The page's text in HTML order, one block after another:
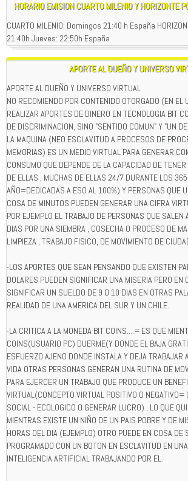
HORARIO EMISION CUARTO MILENIO Y HORIZONTE
CUARTO MILENIO: Domingos 21:40 h España
21:40h Jueves: 22:50h España
APORTE AL DUEÑO Y UNIVERSO
APORTE AL DUEÑO Y UNIVERSO VIRTUAL
NO RECOMIENDO POR CONTENIDO OTORGADO (EN
REALIZAR APORTES DE DINERO EN TECNOLOGIA BIT
DE DISCRIMINACION, SINO "SENTIDO COMUN" Y "UN
LA MAQUINA (NEO ESCLAVITUD A PROCESOS DE
MEMORIAS) ES UN MEDIO VIRTUAL PARA GENERAR
CONSUMO QUE DEPENDE DE LA CAPACIDAD DE
DE ELLAS , MUCHAS DE ELLAS 24/7 DURANTE LOS
AÑO=DEDICADAS A ESO AL 100%) Y PERSONAS QUE
COSA DE MINUTOS PUEDEN GENERAR UNA CIFRA
POR EJEMPLO EL TRABAJO DE PERSONAS QUE SALEN
DIAS POR UNA SIEMBRA , COSECHA O PROCESO DE
LIMPIEZA , TRABAJO FISICO, DE MOVIMIENTO DE
-LOS APORTES QUE SEAN PENSANDO QUE EXISTEN
DOLARES PUEDEN SIGNIFICAR UNA MISERIA PERO EN
SIGNIFICAR UN SUELDO DE 9 O 10 DIAS EN OTRAS
REALIDAD DE UNA AMERICA DEL SUR Y UN CHILE.
-LA CRITICA A LA MONEDA BIT COINS....= ES QUE
COINS(USUARIO PC) DUERME(Y DONDE EL BAJA
ESFUERZO AJENO DONDE INSTALA Y DEJA TRABAJAR
VIDA OTRAS PERSONAS GENERAN UNA RUTINA DE
PARA EJERCER UN TRABAJO QUE PRODUCE UN
VIRTUAL(CONCEPTO VIRTUAL POSITIVO O NEGATIVO=
SOCIAL - ECOLOGICO O GENERAR LUCRO) , LO QUE
MIENTRAS EXISTE UN NIÑO DE UN PAIS POBRE Y DE
HORAS DEL DIA (EJEMPLO) OTRO PUEDE EN COSA DE
PROGRAMADO CON UN BOTON EN ESCLAVITUD EN
INTELIGENCIA ARTIFICIAL TRABAJANDO POR EL.